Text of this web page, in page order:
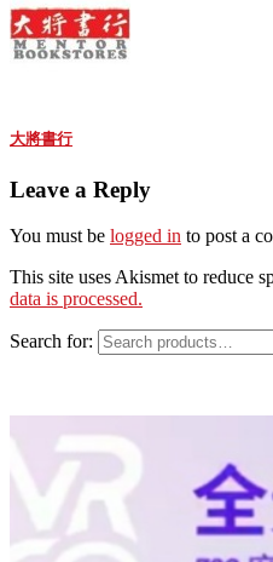
大將書行
Leave a Reply
You must be logged in to post a
This site uses Akismet to reduce
data is processed.
Search for: